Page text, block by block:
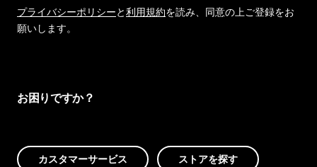
プライバシーポリシーと利用規約を読み、同意の上ご登録をお
願いします。
お困りですか？
カスタマーサービス ストアを探す